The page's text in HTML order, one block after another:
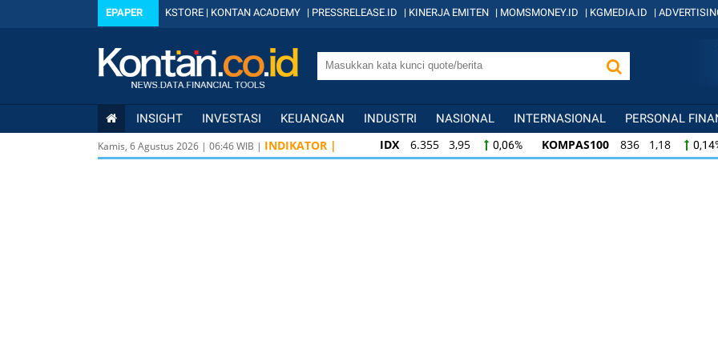
EPAPER KSTORE | KONTAN ACADEMY | PRESSRELEASE.ID | KINERJA EMITEN | MOMSMONEY.ID | KGMEDIA.ID |
INSIGHT INVESTASI KEUANGAN INDUSTRI NASIONAL INTERNASIONAL PERSONAL
Kamis, 6 Agustus 2026 | 06:46WIB | INDIKATOR | IDX 6.355 3,95 0,06% KOMPAS100 836 1,18
KOMPAS100
836 1,18 0,14% LQ45 634 0,11 0,02%